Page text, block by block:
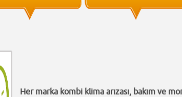
Her marka kombi klima arızası, bakım ve